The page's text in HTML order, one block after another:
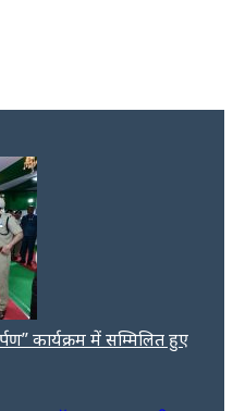
कार्यक्रम में सम्मिलित हुए